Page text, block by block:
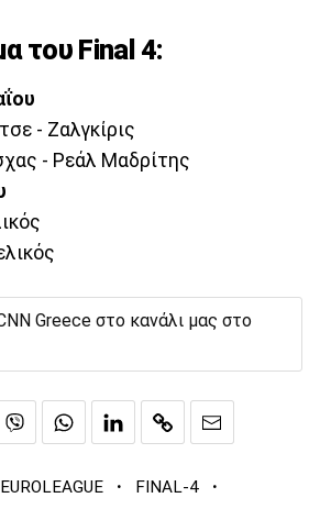
του Final 4:
- Ζαλγκίρις
- Ρεάλ Μαδρίτης
Greece στο κανάλι μας στο
· FINAL-4 ·